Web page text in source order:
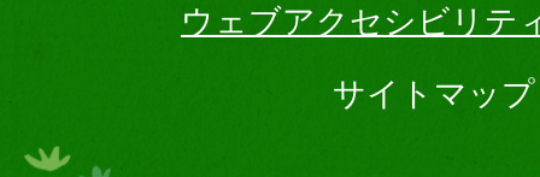
ウェブアクセシビリテ
サイトマップ